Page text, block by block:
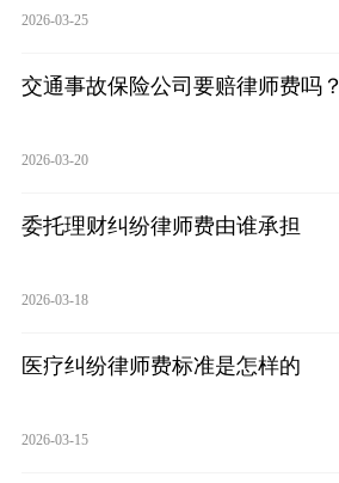
2026-03-25
交通事故保险公司要赔律师费吗？
2026-03-20
委托理财纠纷律师费由谁承担
2026-03-18
医疗纠纷律师费标准是怎样的
2026-03-15